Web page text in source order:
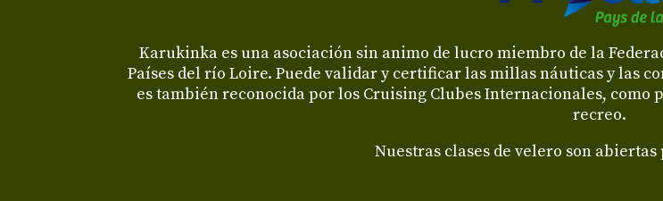
Karukinka es una asociación sin animo de lucro miembro de la
Países del río Loire. Puede validar y certificar las millas náuticas y las
es también reconocida por los Cruising Clubes Internacionales, como
recreo.
Nuestras clases de velero son